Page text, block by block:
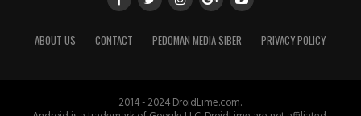
ABOUT US CONTACT PEDOMAN MEDIA SIBER PRIVACY POLICY
2014 - 2024 DroidLime.com.